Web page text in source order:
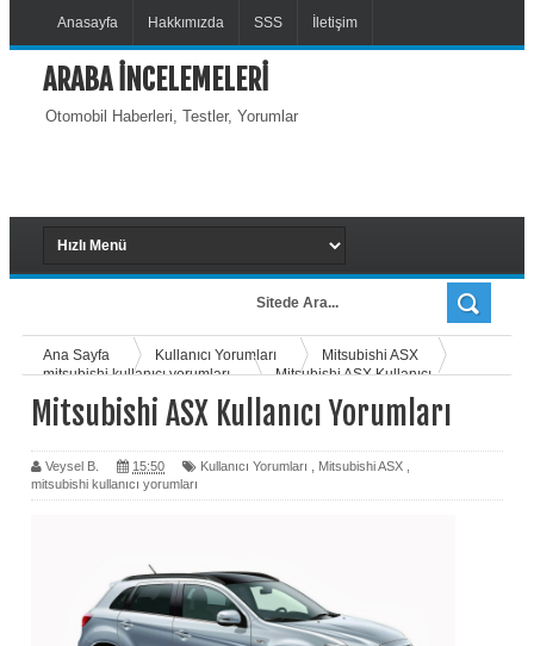
Anasayfa Hakkımızda SSS İletişim
ARABA İNCELEMELERİ
Otomobil Haberleri, Testler, Yorumlar
Ana Sayfa Kullanıcı Yorumları
Mitsubishi ASX
mitsubishi kullanıcı yorumları
Mitsubishi ASX Kullanıcı
Mitsubishi ASX Kullanıcı Yorumları
Veysel B. 15:50 Kullanıcı Yorumları Mitsubishi ASX
mitsubishi kullanıcı yorumları